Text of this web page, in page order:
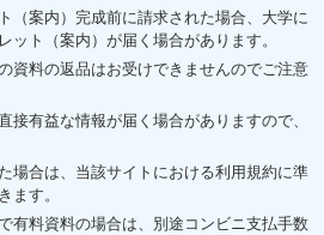
（案内）完成前に請求された場合、大学に
ット（案内）が届く場合があります。
資料の返品はお受けできませんのでご注意
接有益な情報が届く場合がありますので、
場合は、当該サイトにおける利用規約に準
ます。
有料資料の場合は、別途コンビニ支払手数